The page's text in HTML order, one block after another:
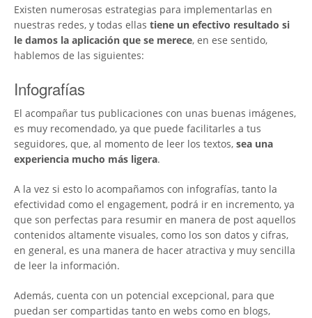
Existen numerosas estrategias para implementarlas en
nuestras redes, y todas ellas tiene un efectivo resultado si
le damos la aplicación que se merece, en ese sentido,
hablemos de las siguientes:
Infografías
El acompañar tus publicaciones con unas buenas imágenes,
es muy recomendado, ya que puede facilitarles a tus
seguidores, que, al momento de leer los textos, sea una
experiencia mucho más ligera.
A la vez si esto lo acompañamos con infografías, tanto la
efectividad como el engagement, podrá ir en incremento, ya
que son perfectas para resumir en manera de post aquellos
contenidos altamente visuales, como los son datos y cifras,
en general, es una manera de hacer atractiva y muy sencilla
de leer la información.
Además, cuenta con un potencial excepcional, para que
puedan ser compartidas tanto en webs como en blogs,